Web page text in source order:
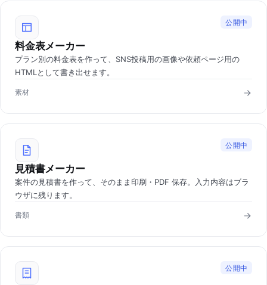
公開中
料金表メーカー
プラン別の料金表を作って、SNS投稿用の画像や依頼ページ用の
HTMLとして書き出せます。
素材
公開中
見積書メーカー
案件の見積書を作って、そのまま印刷・PDF 保存。入力内容はブラ
ウザに残ります。
書類
公開中